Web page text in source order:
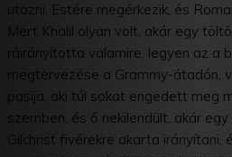
utazni. Estére megérkezik, és
Mert Khalil olyan volt, akár egy
ráirányította valamire, legyen az a
megtervezése a Grammy-átadón,
pasija, aki túl sokat engedett meg
szemben, és ő nekilendült, akár
Gilchrist fivérekre akarta irányítani,